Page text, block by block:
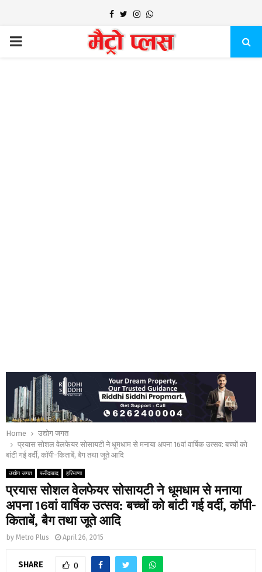
Facebook
TwitterInstagram
Whatsapp
PRIMARY
Home
उद्योग जगत
प्रयास सोशल वेलफेयर सोसायटी ने धूमधाम से मनाया अपना 16वां वार्षिक उत्सव: बच्चों को
बांटी गई वर्दी, कॉपी-किताबें, बैग तथा जूते आदि
उद्योग जगत फरीदाबाद हरियाणा
प्रयास सोशल वेलफेयर सोसायटी ने धूमधाम से मनाया
अपना 16वां वार्षिक उत्सव: बच्चों को बांटी गई वर्दी, कॉपी-
किताबें, बैग तथा जूते आदि
by Metro Plus April 26, 2015
SHARE 0